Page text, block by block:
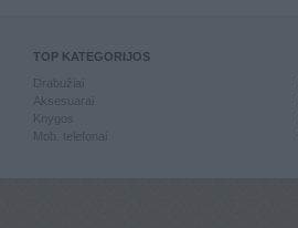
TOP KATEGORIJOS
Knygos
Mob. telefonai